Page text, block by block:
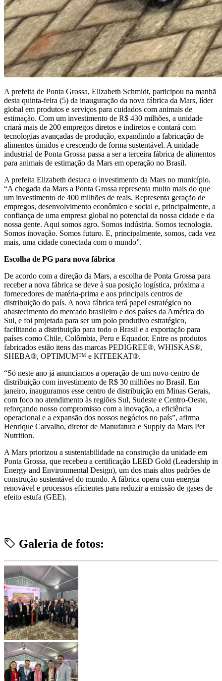
A prefeita de Ponta Grossa, Elizabeth Schmidt, participou na manhã
desta quinta-feira (5) da inauguração da nova fábrica da Mars, líder
global em produtos e serviços para cuidados com animais de
estimação. Com um investimento de R$ 430 milhões, a unidade
criará mais de 200 empregos diretos e indiretos e contará com
tecnologias avançadas de produção, expandindo a fabricação de
alimentos úmidos e crescendo de forma sustentável. A unidade
industrial de Ponta Grossa passa a ser a terceira fábrica de alimentos
para animais de estimação da Mars em operação no Brasil.
A prefeita Elizabeth destaca o investimento da Mars no município.
“A chegada da Mars a Ponta Grossa representa muito mais do que
um investimento de 400 milhões de reais. Representa geração de
empregos, desenvolvimento econômico e social e, principalmente, a
confiança de uma empresa global no potencial da nossa cidade e da
nossa gente. Aqui somos agro. Somos indústria. Somos tecnologia.
Somos inovação. Somos futuro. E, principalmente, somos, cada vez
mais, uma cidade conectada com o mundo”.
Escolha de PG para nova fábrica
De acordo com a direção da Mars, a escolha de Ponta Grossa para
receber a nova fábrica se deve à sua posição logística, próxima a
fornecedores de matéria-prima e aos principais centros de
distribuição do país. A nova fábrica terá papel estratégico no
abastecimento do mercado brasileiro e dos países da América do
Sul, e foi projetada para ser um polo produtivo estratégico,
facilitando a distribuição para todo o Brasil e a exportação para
países como Chile, Colômbia, Peru e Equador. Entre os produtos
fabricados estão itens das marcas PEDIGREE®, WHISKAS®,
SHEBA®, OPTIMUM™ e KITEEKAT®.
“Só neste ano já anunciamos a operação de um novo centro de
distribuição com investimento de R$ 30 milhões no Brasil. Em
janeiro, inauguramos esse centro de distribuição em Minas Gerais,
com foco no atendimento às regiões Sul, Sudeste e Centro-Oeste,
reforçando nosso compromisso com a inovação, a eficiência
operacional e a expansão dos nossos negócios no país”, afirma
Henrique Carvalho, diretor de Manufatura e Supply da Mars Pet
Nutrition.
A Mars priorizou a sustentabilidade na construção da unidade em
Ponta Grossa, que recebeu a certificação LEED Gold (Leadership in
Energy and Environmental Design), um dos mais altos padrões de
construção sustentável do mundo. A fábrica opera com energia
renovável e processos eficientes para reduzir a emissão de gases de
efeito estufa (GEE).
Galeria de fotos: